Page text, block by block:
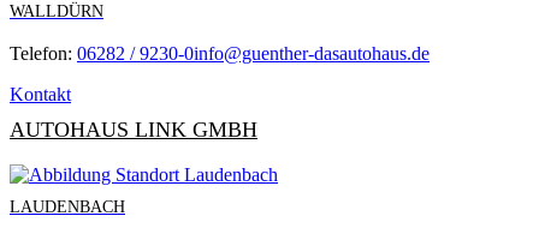
WALLDÜRN
Telefon: 06282 / 9230-0info@guenther-dasautohaus.de
Kontakt
AUTOHAUS LINK GMBH
LAUDENBACH